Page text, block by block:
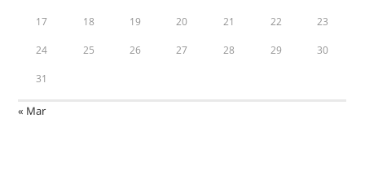
17 18 19 20 21 22 23
24 25 26 27 28 29 30
31
« Mar